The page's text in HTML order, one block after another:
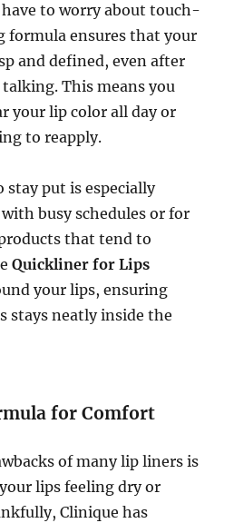
have to worry about touch-
formula ensures that your
and defined, even after
This means you
your lip color all day or
to reapply.
stay put is especially
busy schedules or for
that tend to
Quickliner for Lips
your lips, ensuring
stays neatly inside the
for Comfort
of many lip liners is
lips feeling dry or
Clinique has